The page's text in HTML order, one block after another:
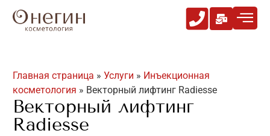
Главная страница » Услуги » Инъекционная
косметология » Векторный лифтинг Radiesse
Векторный лифтинг
Radiesse